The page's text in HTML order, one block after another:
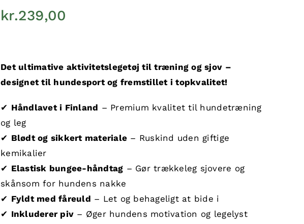
kr.239,00
Det ultimative aktivitetslegetøj til træning og sjov –
designet til hundesport og fremstillet i topkvalitet!
✔ Håndlavet i Finland – Premium kvalitet til hundetræning
og leg
✔ Blødt og sikkert materiale – Ruskind uden giftige
kemikalier
✔ Elastisk bungee-håndtag – Gør trækkeleg sjovere og
skånsom for hundens nakke
✔ Fyldt med fåreuld – Let og behageligt at bide i
✔ Inkluderer piv – Øger hundens motivation og legelyst